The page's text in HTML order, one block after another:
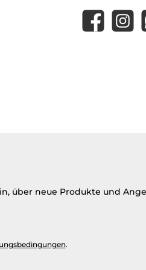
Facebook
über neue Produkte und
.